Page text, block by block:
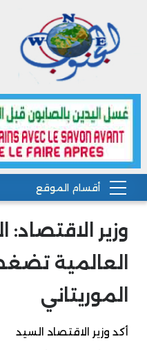
وزير الاقتصاد:
العالمية
الموريتاني
أكد وزير الاقتصاد السيد